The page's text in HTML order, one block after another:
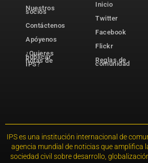
Nuestros
socios
Contáctenos
Apóyenos
¿Quieres
publicar
notas de
IPS?
Inicio
Twitter
Facebook
Flickr
Reglas de
comunidad
IPS es una institución internacional de
agencia mundial de noticias que amplifica
sociedad civil sobre desarrollo,